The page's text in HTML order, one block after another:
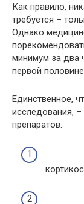
Как правило,
требуется –
Однако
минимум за два
первой
Единственное,
исследования,
препаратов: